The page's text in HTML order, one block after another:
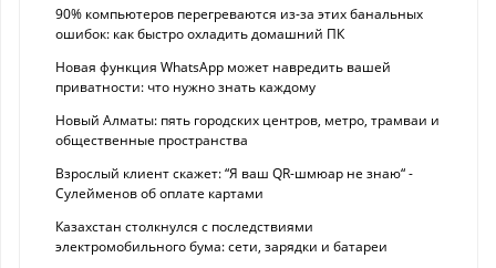
90% компьютеров перегреваются из-за этих банальных
ошибок: как быстро охладить домашний ПК
Новая функция WhatsApp может навредить вашей
приватности: что нужно знать каждому
Новый Алматы: пять городских центров, метро, трамваи и
общественные пространства
Взрослый клиент скажет: “Я ваш QR-шмюар не знаю“ -
Сулейменов об оплате картами
Казахстан столкнулся с последствиями
электромобильного бума: сети, зарядки и батареи